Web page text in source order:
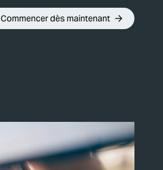
Commencer dès maintenant